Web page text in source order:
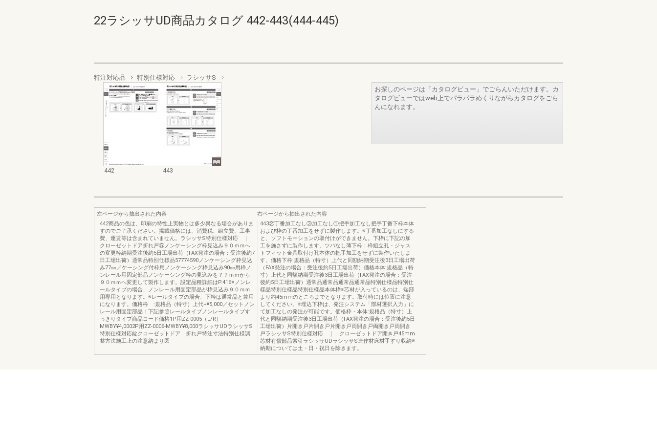
22ラシッサUD商品カタログ 442-443(444-445)
特注対応品 特別仕様対応 ラシッサS
442 443
お探しのページは「カタログビュー」でごらんいただけます。カ
タログビューではweb上でパラパラめくりながらカタログをごら
んになれます。
左ページから抽出された内容
442商品の色は、印刷の特性上実物とは多少異なる場合がありま
すのでご了承ください。掲載価格には、消費税、組立費、工事
費、運賃等は含まれていません。ラシッサS特別仕様対応 ｜
クローゼットドア折れ戸⑤ノンケーシング枠見込み９０ｍｍへ
の変更枠納期受注後約5日工場出荷（FAX発注の場合：受注後約7
日工場出荷）通常品特別仕様品57774590ノンケーシング枠見込
み77㎜／ケーシング付枠用ノンケーシング枠見込み90㎜用枠ノ
ンレール用固定部品ノンケーシング枠の見込みを７７ｍｍから
９０ｍｍへ変更して製作します。設定品種詳細はP.416※ノンレ
ールタイプの場合、ノンレール用固定部品が枠見込み９０ｍｍ
用専用となります。※レールタイプの場合、下枠は通常品と兼用
になります。価格枠 :規格品（特寸）上代+¥5,000／セットノン
レール用固定部品：下記参照レールタイプノンレールタイプす
っきりタイプ商品コード価格1P用ZZ-0005（L/R）-
MWBY¥4,0002P用ZZ-0006-MWBY¥8,000ラシッサUDラシッサS
特別仕様対応錠クローゼットドア 折れ戸特注寸法特別仕様調
整方法施工上の注意納まり図
右ページから抽出された内容
443②丁番加工なし③加工なし①把手加工なし把手丁番下枠本体
および枠の丁番加工をせずに製作します。※丁番加工なしにする
と、ソフトモーションの取付けができません。下枠に下記の加
工を施さずに製作します。ツバなし薄下枠：枠組立孔・ジャス
トフィット金具取付け孔本体の把手加工をせずに製作いたしま
す。価格下枠:規格品（特寸）上代と同額納期受注後3日工場出荷
（FAX発注の場合：受注後約5日工場出荷）価格本体:規格品（特
寸）上代と同額納期受注後3日工場出荷（FAX発注の場合：受注
後約5日工場出荷）通常品通常品通常品通常品特別仕様品特別仕
様品特別仕様品特別仕様品本体枠※芯材が入っているのは、端部
より約45mmのところまでとなります。取付時には位置に注意
してください。※埋込下枠は、発注システム「部材選択入力」に
て加工なしの発注が可能です。価格枠・本体:規格品（特寸）上
代と同額納期受注後3日工場出荷（FAX発注の場合：受注後約5日
工場出荷）片開き戸片開き戸片開き戸両開き戸両開き戸両開き
戸ラシッサS特別仕様対応 ｜ クローゼットドア開き戸45mm
芯材有償部品索引ラシッサUDラシッサS造作材床材手すり収納※
納期については土・日・祝日を除きます。